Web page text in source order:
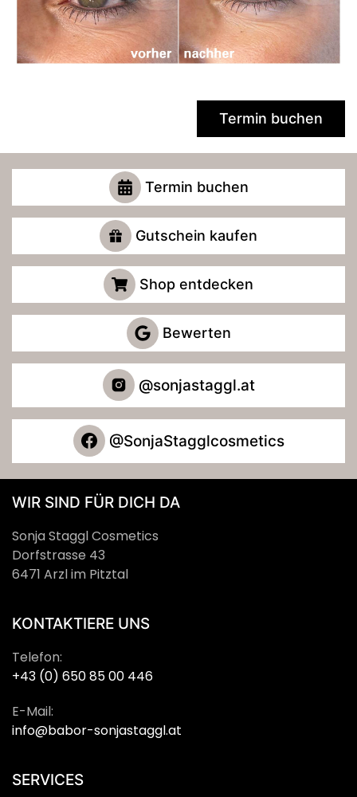
Termin buchen
Termin buchen
Gutschein kaufen
Shop entdecken
Bewerten
@sonjastaggl.at
@SonjaStagglcosmetics
WIR SIND FÜR DICH DA
Sonja Staggl Cosmetics
Dorfstrasse 43
6471 Arzl im Pitztal
KONTAKTIERE UNS
Telefon:
+43 (0) 650 85 00 446
E-Mail:
info@babor-sonjastaggl.at
SERVICES